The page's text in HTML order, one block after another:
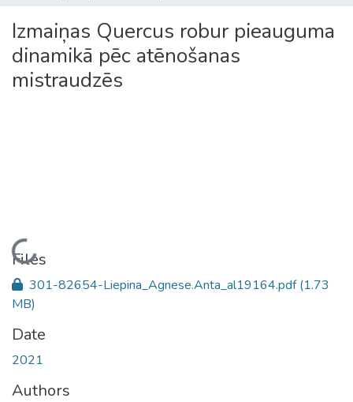
Izmaiņas Quercus robur pieauguma
dinamikā pēc atēnošanas
mistraudzēs
Loading...
Files
301-82654-Liepina_Agnese.Anta_al19164.pdf(1.73
MB)
Date
2021
Authors